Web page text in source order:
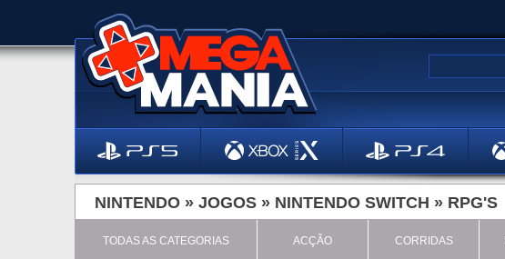
NINTENDO » JOGOS » NINTENDO SWITCH » RPG'S
TODAS AS CATEGORIAS ACÇÃO CORRIDAS